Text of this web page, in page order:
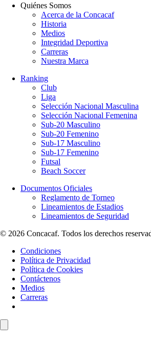
Quiénes Somos
Acerca de la Concacaf
Historia
Medios
Integridad Deportiva
Carreras
Nuestra Marca
Ranking
Club
Liga
Selección Nacional Masculina
Selección Nacional Femenina
Sub-20 Masculino
Sub-20 Femenino
Sub-17 Masculino
Sub-17 Femenino
Futsal
Beach Soccer
Documentos Oficiales
Reglamento de Torneo
Lineamientos de Estadios
Lineamientos de Seguridad
© 2026 Concacaf. Todos los derechos
Condiciones
Política de Privacidad
Política de Cookies
Contáctenos
Medios
Carreras